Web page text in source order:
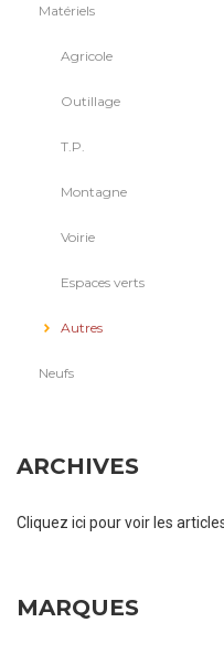
Matériels
Agricole
Outillage
T.P.
Montagne
Voirie
Espaces verts
Autres
Neufs
ARCHIVES
Cliquez ici pour voir les
MARQUES